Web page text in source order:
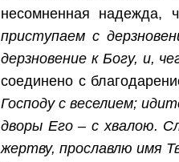
несомненная надежда,
приступаем с
дерзновение к Богу, и,
соединено с
Господу с веселием;
дворы Его – с хвалою.
жертву, прославлю имя